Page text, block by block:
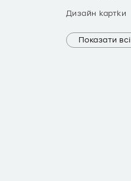
Дизайн картки
Показати всі